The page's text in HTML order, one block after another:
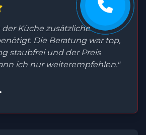
Küche zusätzliche
Die Beratung war top,
staubfrei und der Preis
ich nur weiterempfehlen."